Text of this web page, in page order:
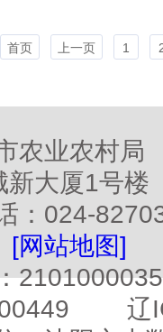
首页 上一页 1
农业农村
新大厦1号楼
话：024-
[网站地图]
：
辽